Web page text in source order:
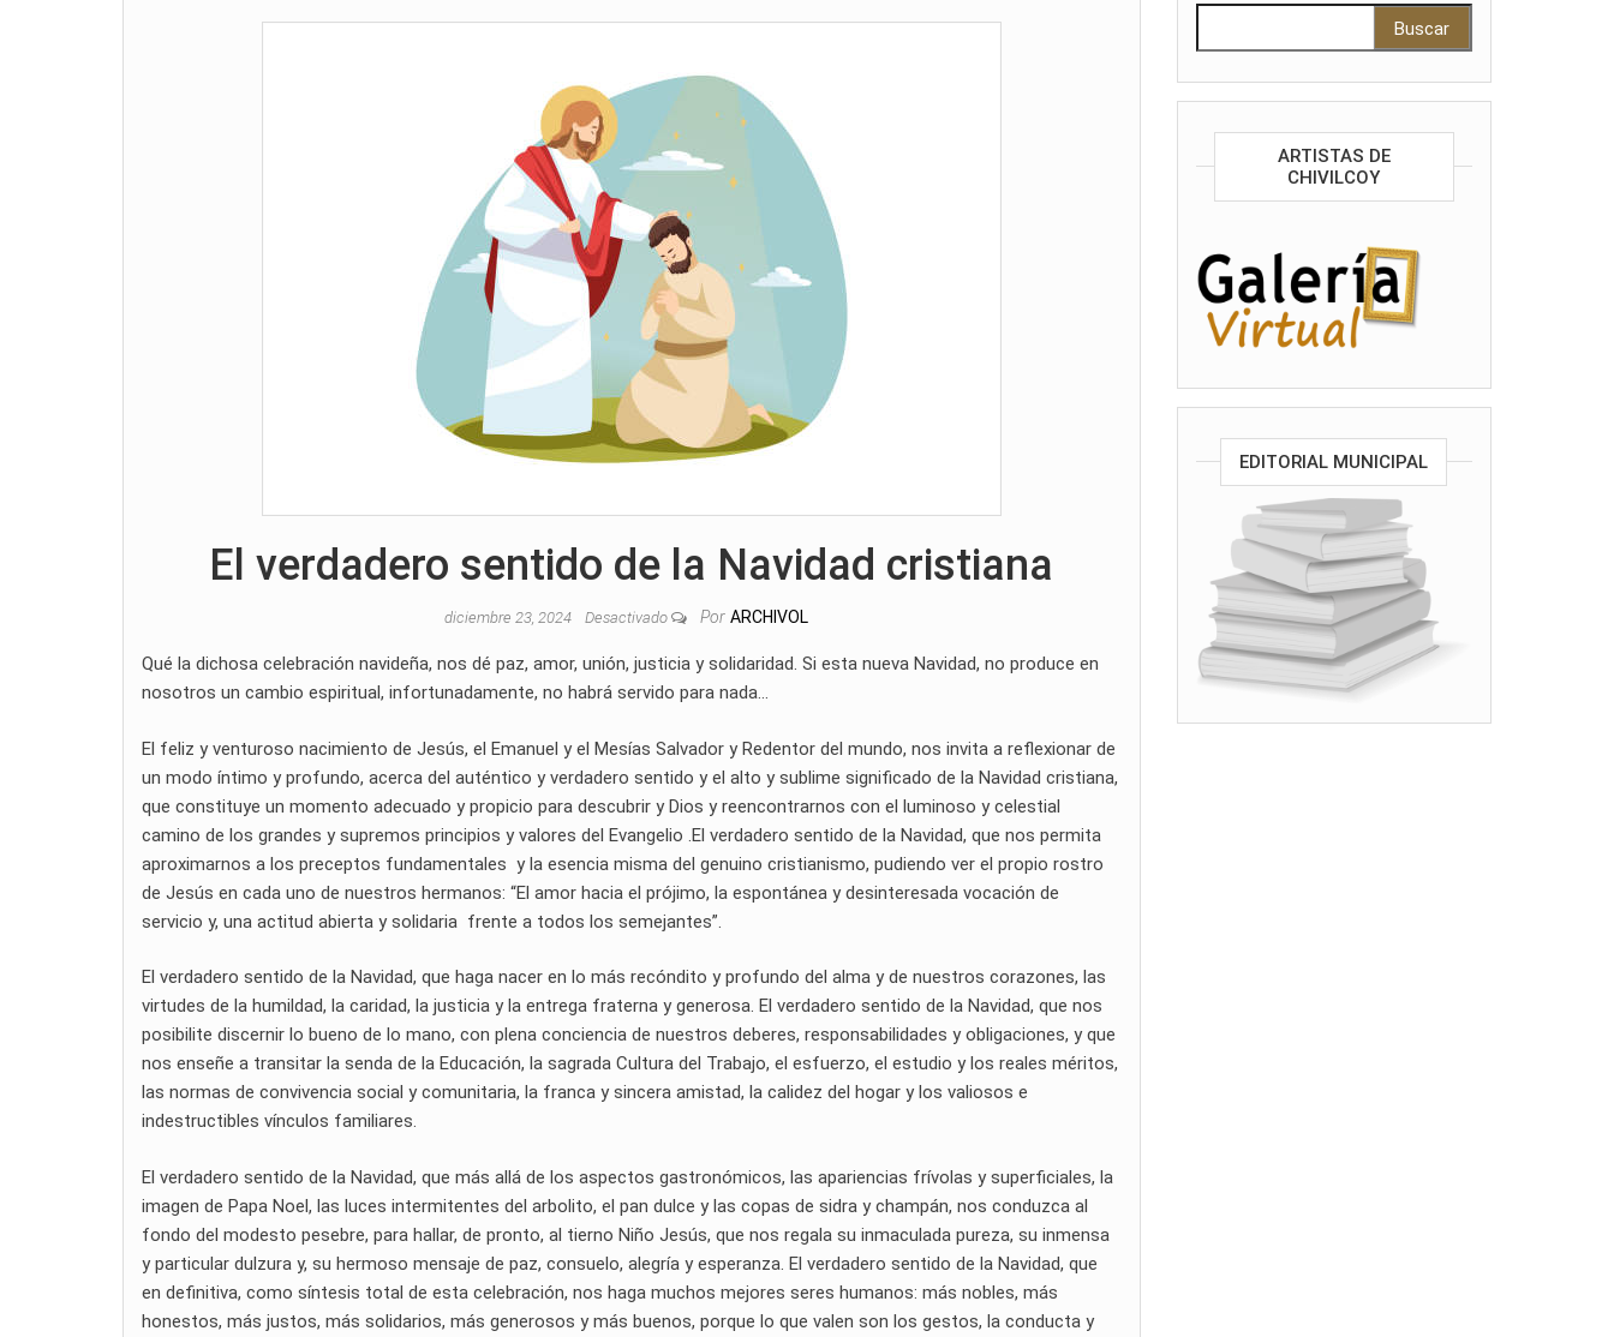
El verdadero sentido de la Navidad cristiana
diciembre 23, 2024 Desactivado Por ARCHIVOL
Qué la dichosa celebración navideña, nos dé paz, amor, unión, justicia y solidaridad. Si esta nueva Navidad, no produce en
nosotros un cambio espiritual, infortunadamente, no habrá servido para nada…
El feliz y venturoso nacimiento de Jesús, el Emanuel y el Mesías Salvador y Redentor del mundo, nos invita a reflexionar de
un modo íntimo y profundo, acerca del auténtico y verdadero sentido y el alto y sublime significado de la Navidad cristiana,
que constituye un momento adecuado y propicio para descubrir y Dios y reencontrarnos con el luminoso y celestial
camino de los grandes y supremos principios y valores del Evangelio .El verdadero sentido de la Navidad, que nos permita
aproximarnos a los preceptos fundamentales y la esencia misma del genuino cristianismo, pudiendo ver el propio rostro
de Jesús en cada uno de nuestros hermanos: “El amor hacia el prójimo, la espontánea y desinteresada vocación de
servicio y, una actitud abierta y solidaria frente a todos los semejantes”.
El verdadero sentido de la Navidad, que haga nacer en lo más recóndito y profundo del alma y de nuestros corazones, las
virtudes de la humildad, la caridad, la justicia y la entrega fraterna y generosa. El verdadero sentido de la Navidad, que nos
posibilite discernir lo bueno de lo mano, con plena conciencia de nuestros deberes, responsabilidades y obligaciones, y que
nos enseñe a transitar la senda de la Educación, la sagrada Cultura del Trabajo, el esfuerzo, el estudio y los reales méritos,
las normas de convivencia social y comunitaria, la franca y sincera amistad, la calidez del hogar y los valiosos e
indestructibles vínculos familiares.
El verdadero sentido de la Navidad, que más allá de los aspectos gastronómicos, las apariencias frívolas y superficiales, la
imagen de Papa Noel, las luces intermitentes del arbolito, el pan dulce y las copas de sidra y champán, nos conduzca al
fondo del modesto pesebre, para hallar, de pronto, al tierno Niño Jesús, que nos regala su inmaculada pureza, su inmensa
y particular dulzura y, su hermoso mensaje de paz, consuelo, alegría y esperanza. El verdadero sentido de la Navidad, que
en definitiva, como síntesis total de esta celebración, nos haga muchos mejores seres humanos: más nobles, más
honestos, más justos, más solidarios, más generosos y más buenos, porque lo que valen son los gestos, la conducta y
ARTISTAS DE
CHIVILCOY
EDITORIAL MUNICIPAL